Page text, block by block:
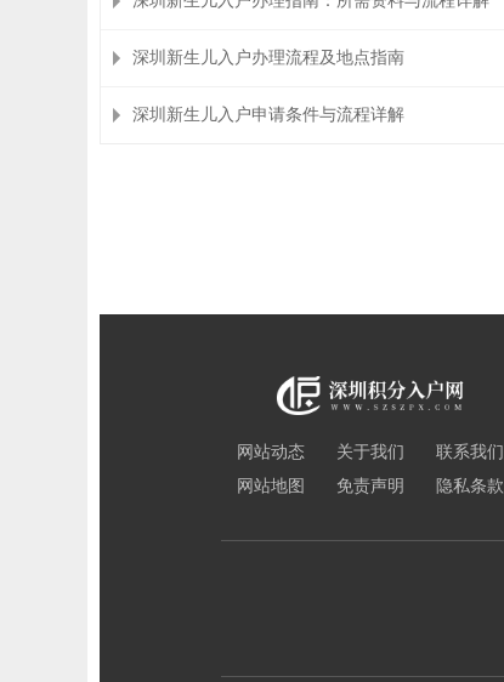
深圳新生儿入户办理流程及地点指南
深圳新生儿入户申请条件与流程详解
网站动态 关于我们
联系我们
网站地图
免责声明 隐私条款